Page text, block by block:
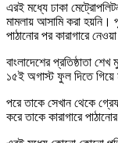
এরই মধ্যে ঢাকা
মামলায় আসামি করা হয়নি।
পাঠানোর পর কারাগারে
বাংলাদেশের প্রতিষ্ঠাতা
১৫ই অগাস্ট ফুল দিতে গিয়ে
পরে তাকে সেখান থেকে
করে তাকে কারাগারে